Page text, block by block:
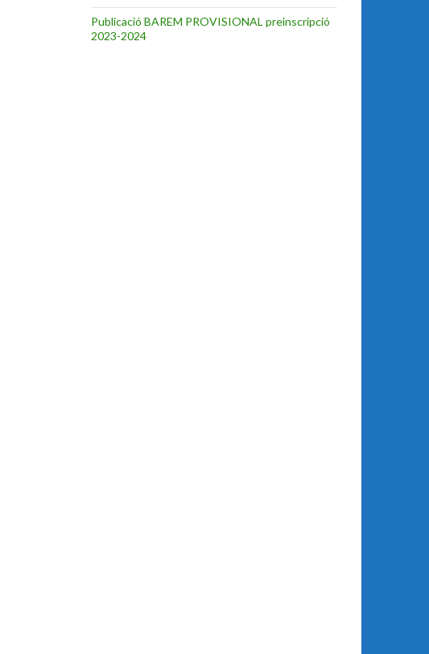
Publicació BAREM PROVISIONAL preinscripció
2023-2024